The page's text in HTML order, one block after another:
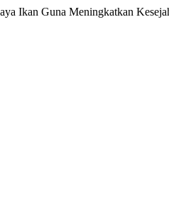
Ikan Guna Meningkatkan